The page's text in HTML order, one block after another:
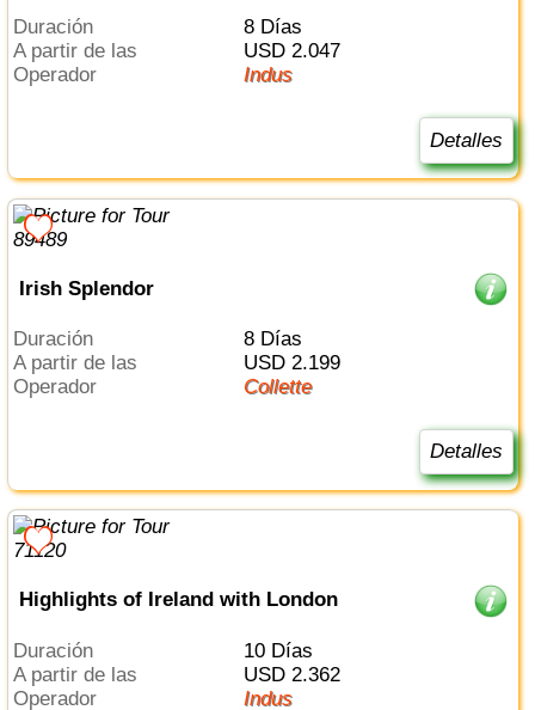
Duración
8 Días
a partir de las
USD 2.047
Operador
Indus
Detalles
Irish Splendor
Duración
8 Días
a partir de las
USD 2.199
Operador
Collette
Detalles
Highlights of Ireland with London
Duración
10 Días
a partir de las
USD 2.362
Operador
Indus